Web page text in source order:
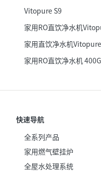
Vitopure S9
家用RO直饮净水机
家用直饮净水机
家用RO直饮净水机
快速导航
全系列产品
家用燃气壁挂炉
全屋水处理系统